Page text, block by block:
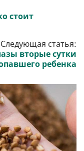
стоит
Следующая статья:
вторые сутки
ребенка